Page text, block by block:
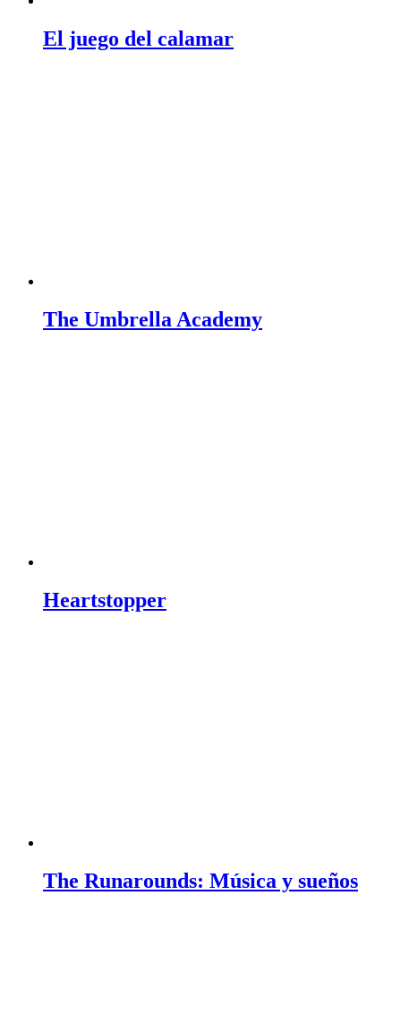
El juego del calamar
The Umbrella Academy
Heartstopper
The Runarounds: Música y sueños